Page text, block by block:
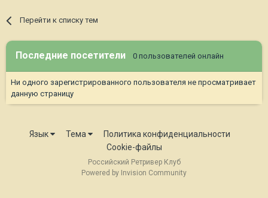
Перейти к списку тем
Последние посетители 0 пользователей онлайн
Ни одного зарегистрированного пользователя не просматривает
данную страницу
Язык Тема
Политика конфиденциальности
Cookie-файлы
Российский Ретривер Клуб
Powered by Invision Community